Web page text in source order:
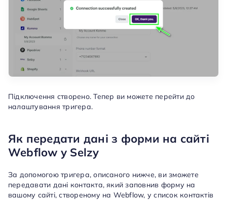
Підключення створено. Тепер ви можете перейти до
налаштування тригера.
Як передати дані з форми на сайті
Webflow у Selzy
За допомогою тригера, описаного нижче, ви зможете
передавати дані контакта, який заповнив форму на
вашому сайті, створеному на Webflow, у список контактів